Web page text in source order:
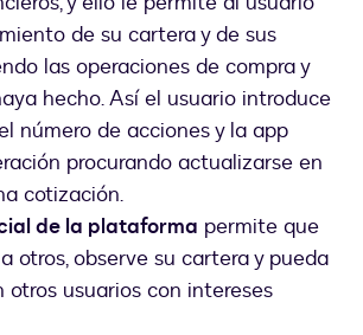
de su cartera y de sus
las operaciones de compra y
hecho. Así el usuario introduce
número de acciones y la app
procurando actualizarse en
cotización.
de la plataforma permite que
otros, observe su cartera y pueda
usuarios con intereses